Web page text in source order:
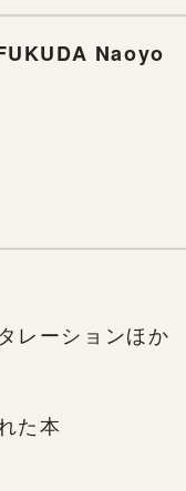
Naoyo
レーションほか
た本